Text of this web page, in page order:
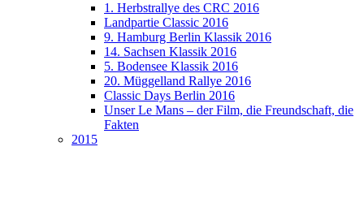
1. Herbstrallye des CRC 2016
Landpartie Classic 2016
9. Hamburg Berlin Klassik 2016
14. Sachsen Klassik 2016
5. Bodensee Klassik 2016
20. Müggelland Rallye 2016
Classic Days Berlin 2016
Unser Le Mans – der Film, die Freundschaft, die
Fakten
2015